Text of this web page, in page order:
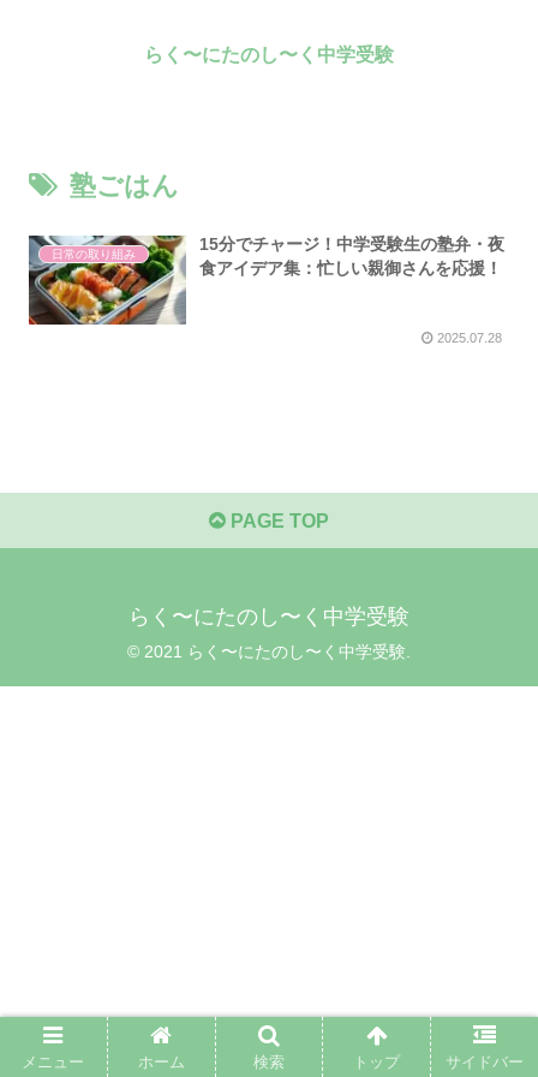
らく〜にたのし〜く中学受験
塾ごはん
日常の取り組み
15分でチャージ！中学受験生の塾弁・夜
食アイデア集：忙しい親御さんを応援！
2025.07.28
PAGE TOP
らく〜にたのし〜く中学受験
© 2021 らく〜にたのし〜く中学受験.
メニュー ホーム 検索 トップ サイドバー